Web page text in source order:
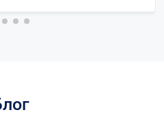
Але з початком
та